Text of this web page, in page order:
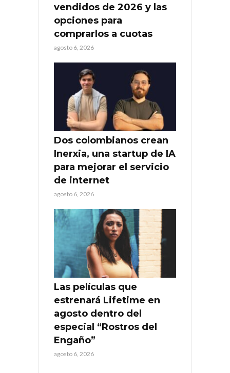
vendidos de 2026 y las
opciones para
comprarlos a cuotas
agosto 6, 2026
Dos colombianos crean
Inerxia, una startup de IA
para mejorar el servicio
de internet
agosto 6, 2026
Las películas que
estrenará Lifetime en
agosto dentro del
especial “Rostros del
Engaño”
agosto 6, 2026